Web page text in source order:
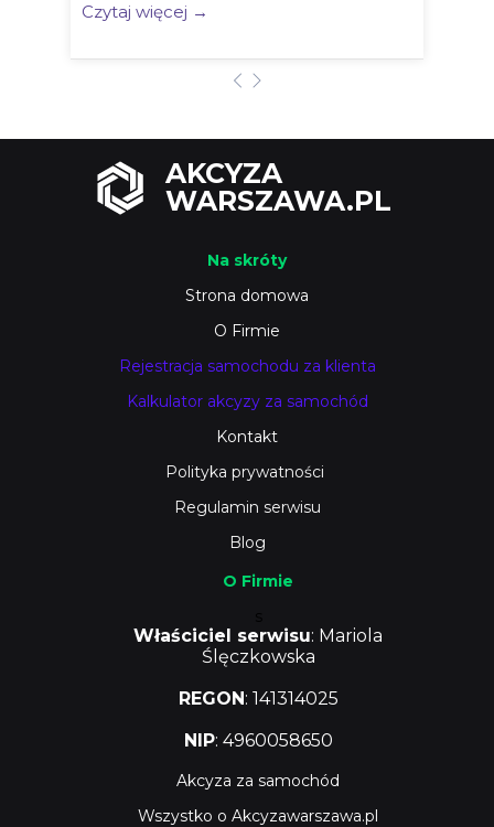
AKCYZA
WARSZAWA.PL
O Firmie
Właściciel serwisu: Mariola
Ślęczkowska
REGON: 141314025
NIP: 4960058650
Akcyza za samochód
Wszystko o Akcyzawarszawa.pl
Na skróty
Strona domowa
O Firmie
Rejestracja samochodu za klienta
Kalkulator akcyzy za samochód
Kontakt
Polityka prywatności
Regulamin serwisu
Blog
Czytaj więcej →